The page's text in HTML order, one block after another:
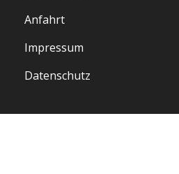
Anfahrt
Impressum
Datenschutz